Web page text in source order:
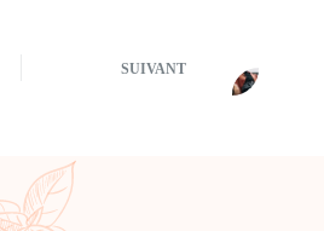
SUIVANT